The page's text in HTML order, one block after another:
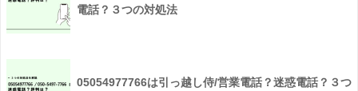
電話？３つの対処法
05054977766は引っ越し侍/営業電話？迷惑電話？３つ